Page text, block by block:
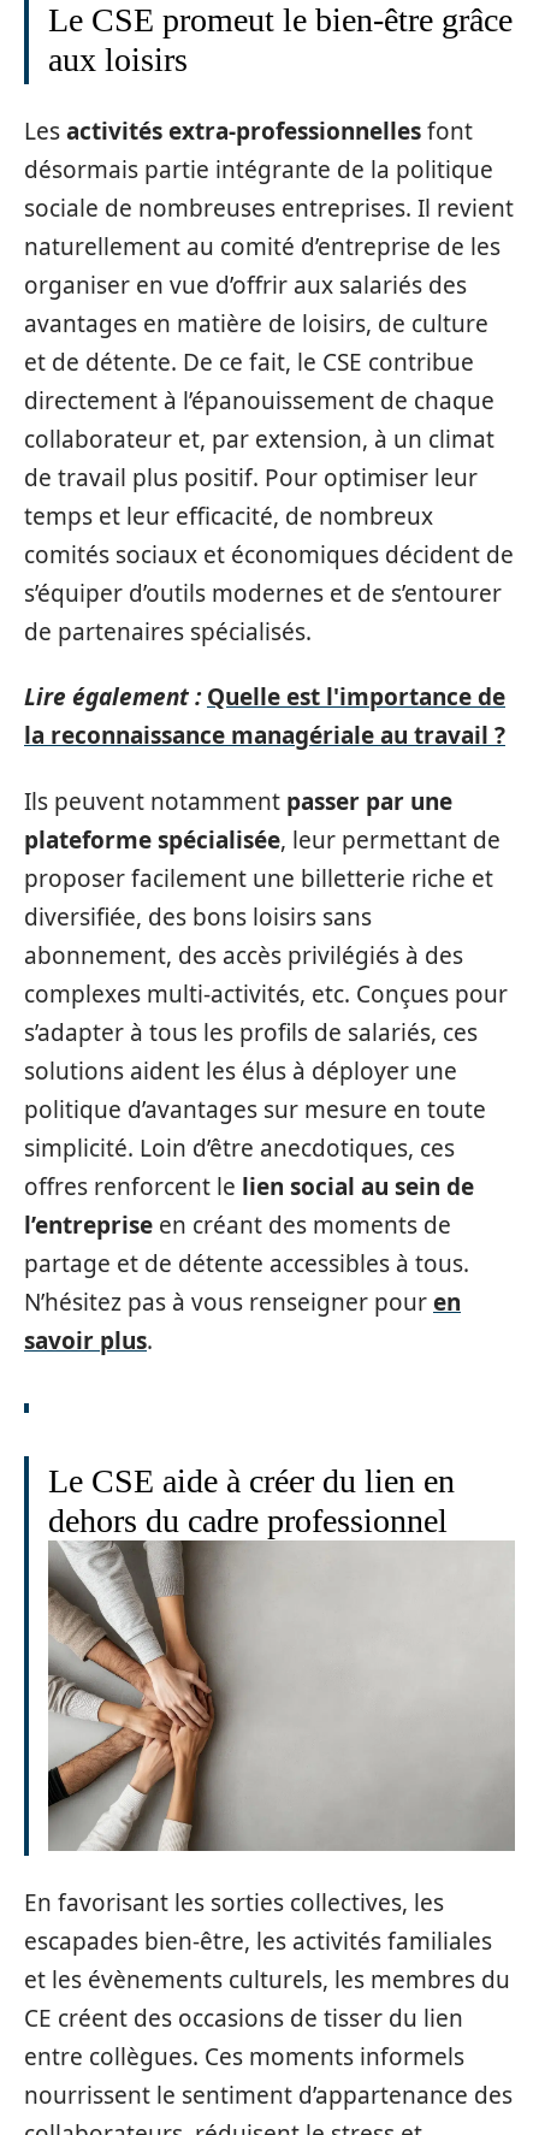
Le CSE promeut le bien-être grâce
aux loisirs
Lesactivités extra-professionnellesfont
désormais partie intégrante de la politique
sociale de nombreuses entreprises. Il revient
naturellement au comité d’entreprise de les
organiser en vue d’offrir aux salariés des
avantages en matière de loisirs, de culture
et de détente. De ce fait, le CSE contribue
directement à l’épanouissement de chaque
collaborateur et, par extension, à un climat
de travail plus positif. Pour optimiser leur
temps et leur efficacité, de nombreux
comités sociaux et économiques décident de
s’équiper d’outils modernes et de s’entourer
de partenaires spécialisés.
Lire également : Quelle est l'importance de
la reconnaissance managériale au travail ?
Ils peuvent notamment passer par une
plateforme spécialisée, leur permettant de
proposer facilement une billetterie riche et
diversifiée, des bons loisirs sans
abonnement, des accès privilégiés à des
complexes multi-activités, etc. Conçues pour
s’adapter à tous les profils de salariés, ces
solutions aident les élus à déployer une
politique d’avantages sur mesure en toute
simplicité. Loin d’être anecdotiques, ces
offres renforcent le lien social au sein de
l’entreprise en créant des moments de
partage et de détente accessibles à tous.
N’hésitez pas à vous renseigner pouren
savoir plus.
Le CSE aide à créer du lien en
dehors du cadre professionnel
En favorisant les sorties collectives, les
escapades bien-être, les activités familiales
et les évènements culturels, les membres du
CE créent des occasions de tisser du lien
entre collègues. Ces moments informels
nourrissent le sentiment d’appartenance des